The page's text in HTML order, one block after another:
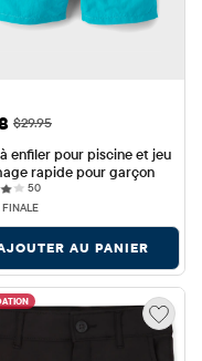
vente: $8.98
Prix ​​d'origine: $29.95
$29.95
enfiler pour piscine et jeu
rapide pour garçon
5050 reviews
FINALE
AU PANIER